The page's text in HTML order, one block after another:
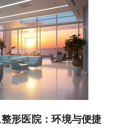
形医院：环境与便捷